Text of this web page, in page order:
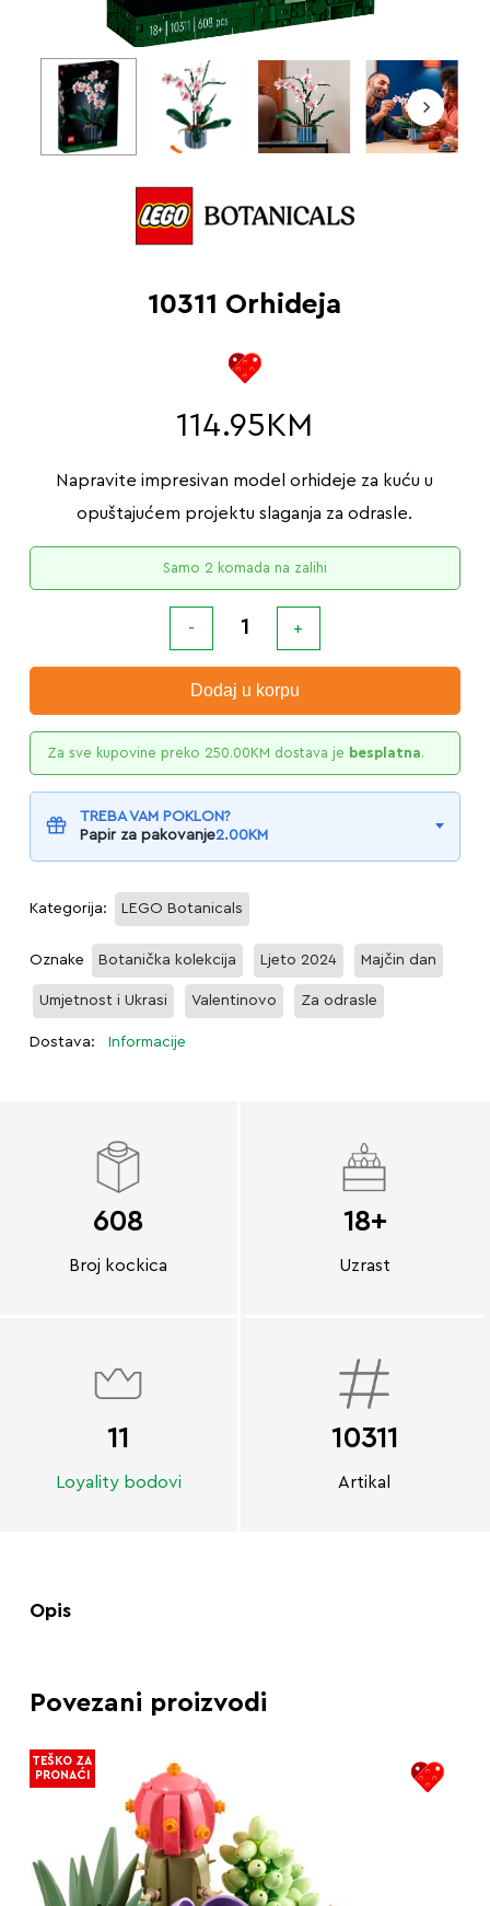
10311 Orhideja
114.95 KM
Napravite impresivan model orhideje za kuću u
opuštajućem projektu slaganja za odrasle.
Samo 2 komada na zalihi
Dodaj u korpu
Za sve kupovine preko 250.00KM dostava je besplatna.
TREBA VAM POKLON?
Papir za pakovanje2.00KM
Kategorija: LEGO Botanicals
Oznake Botanička kolekcija Ljeto 2024 Majčin dan
Umjetnost i Ukrasi Valentinovo Za odrasle
Dostava: Informacije
608
Broj kockica
18+
Uzrast
11
Loyality bodovi
10311
Artikal
Opis
Povezani proizvodi
TEŠKO ZA
PRONAĆI